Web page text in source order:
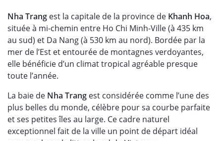
Nha Trang est la capitale de la province de Khanh Hoa,
située à mi-chemin entre Ho Chi Minh-Ville (à 435 km
au sud) et Da Nang (à 530 km au nord). Bordée par la
mer de l’Est et entourée de montagnes verdoyantes,
elle bénéficie d’un climat tropical agréable presque
toute l’année.
La baie de Nha Trang est considérée comme l’une des
plus belles du monde, célèbre pour sa courbe parfaite
et ses petites îles au large. Ce cadre naturel
exceptionnel fait de la ville un point de départ idéal